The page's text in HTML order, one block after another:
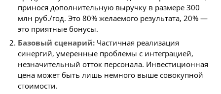
принося дополнительную выручку в размере 300
млн руб./год. Это 80% желаемого результата, 20% —
это приятные бонусы.
Базовый сценарий: Частичная реализация
синергий, умеренные проблемы с интеграцией,
незначительный отток персонала. Инвестиционная
цена может быть лишь немного выше совокупной
стоимости.